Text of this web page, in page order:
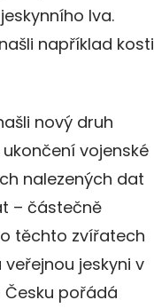
lva.
například kosti
nový druh
vojenské
nalezených dat
– částečně
těchto zvířatech
jeskyni v
Česku pořádá